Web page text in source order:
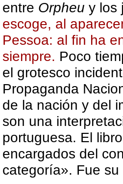
entre Orpheu y los
escoge, al
Pessoa: al fin ha
siempre. Poco
el grotesco
Propaganda
de la nación y del
son una
portuguesa. El
encargados del
categoría». Fue